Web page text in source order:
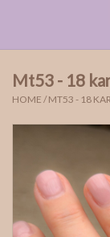
Moments |
ONE of ONE
The Wedding
Soulmates
Rouw- & asjuwelen
Mt53 - 18
HOME /MT53 - 18